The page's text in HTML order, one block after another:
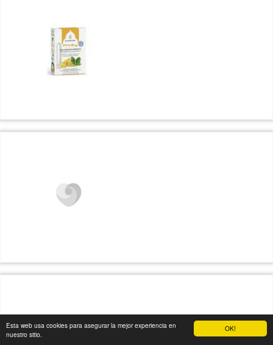
OK!
Esta web usa cookies para asegurar la mejor experiencia en
nuestro sitio.